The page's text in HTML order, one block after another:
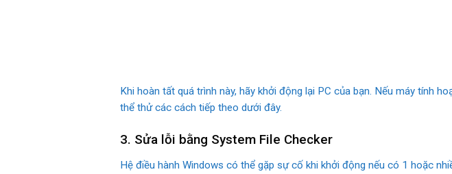
Khi hoàn tất quá trình này, hãy khởi động lại PC của bạn. Nếu máy tính
thể thử các cách tiếp theo dưới đây.
3. Sửa lỗi bằng System File Checker
Hệ điều hành Windows có thể gặp sự cố khi khởi động nếu có 1 hoặc